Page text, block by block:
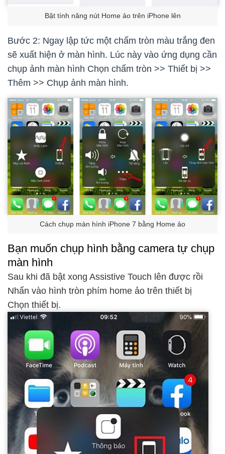
Bật tính năng nút Home ảo trên iPhone lên
Bước 2: Ngay lập tức một chấm tròn màu trắng đen
sẽ xuất hiện ở màn hình. Lúc này vào ứng dụng cần
chụp ảnh màn hình Chọn chấm tròn >> Thiết bị >>
Thêm >> Chụp ảnh màn hình.
Cách chụp màn hình iPhone 7 bằng Home ảo
Bạn muốn chụp hình bằng camera tự chụp
màn hình
Sau khi đã bật xong Assistive Touch lên được rồi
Nhấn vào hình tròn phím home ảo trên thiết bị
Chọn thiết bị.